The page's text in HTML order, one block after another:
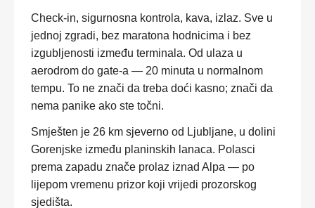
Check-in, sigurnosna kontrola, kava, izlaz. Sve u
jednoj zgradi, bez maratona hodnicima i bez
izgubljenosti između terminala. Od ulaza u
aerodrom do gate-a — 20 minuta u normalnom
tempu. To ne znači da treba doći kasno; znači da
nema panike ako ste točni.
Smješten je 26 km sjeverno od Ljubljane, u dolini
Gorenjske između planinskih lanaca. Polasci
prema zapadu znače prolaz iznad Alpa — po
lijepom vremenu prizor koji vrijedi prozorskog
sjedišta.